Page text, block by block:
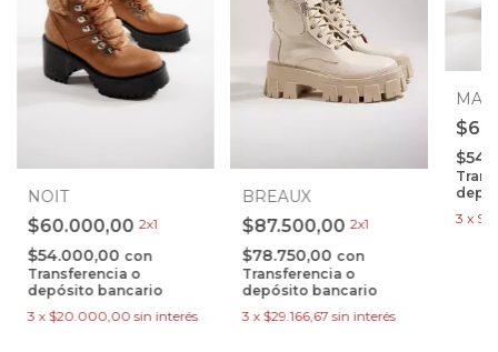
NOIT
$60.000,00 2x1
$54.000,00 con
Transferencia o
depósito bancario
3 x $20.000,00 sin interés
BREAUX
$87.500,00 2x1
$78.750,00 con
Transferencia o
depósito bancario
3 x $29.166,67 sin interés
3 x